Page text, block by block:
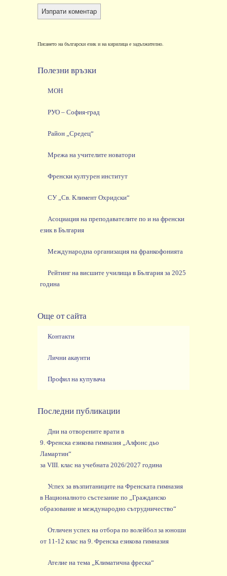
Писането на български език и на кирилица е задължително.
Полезни връзки
МОН
РУО – София-град
Район „Средец“
Мрежа на учителите новатори
Френски културен институт
СУ „Св. Климент Охридски“
Асоциация на преподавателите по и на френски
език в България
Международна организация на франкофонията
Рейтинг на висшите училища в България за 2025
година
Още от сайта
Контакти
Лични акаунти
Профил на купувача
Последни публикации
Дни на отворените врати в
9. Френска езикова гимназия „Алфонс дьо
Ламартин“
за VIII. клас на учебната 2026/2027 година
Успех за възпитаниците на Френската гимназия
в Националното състезание по „Гражданско
образование и международно сътрудничество“
Отличен успех на отбора по волейбол за юноши
от 11-12 клас на 9. Френска езикова гимназия
Ателие на тема „Климатична фреска“